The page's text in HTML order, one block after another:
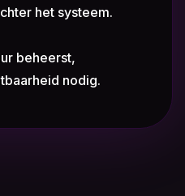
het systeem.
beheerst,
nodig.